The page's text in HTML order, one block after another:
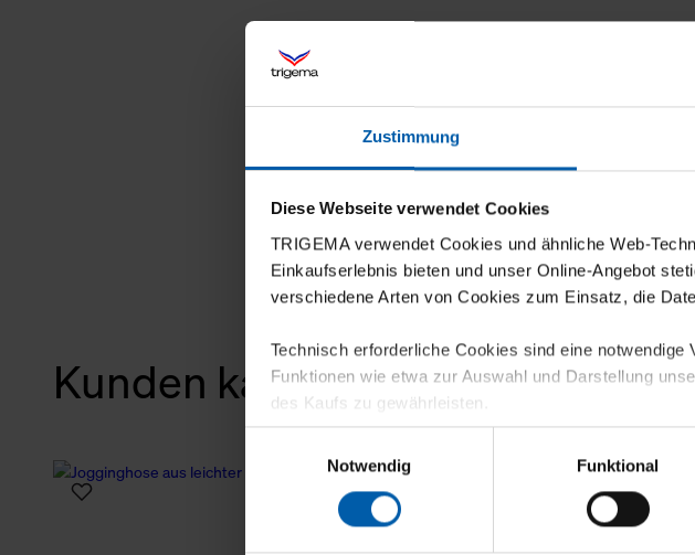
Zustimmung
Diese Webseite verwendet Cookies
TRIGEMA verwendet Cookies und ähnliche Web-
Einkaufserlebnis bieten und unser Online-Angebot
verschiedene Arten von Cookies zum Einsatz, die
Technisch erforderliche Cookies sind eine
Funktionen wie etwa zur Auswahl und Darstellung
des Kaufs zu gewährleisten.
Für die Darstellung personalisierter Angebote,
sowie für Marketing-, Statistik- und Tracking-Zwecke
personenbezogene Informationen. Diese übermitteln
Notwendig
Funktional
Kunden kauften auch